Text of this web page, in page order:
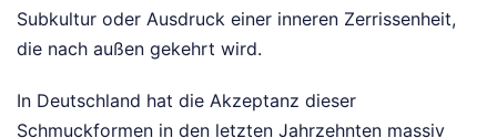
Subkultur oder Ausdruck einer inneren Zerrissenheit,
die nach außen gekehrt wird.
In Deutschland hat die Akzeptanz dieser
Schmuckformen in den letzten Jahrzehnten massiv